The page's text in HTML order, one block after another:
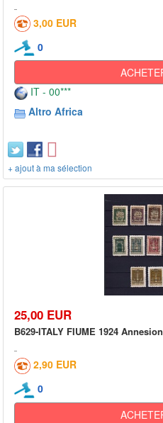
3,00 EUR
0
IT - 00***
Altro Africa
+ ajout à ma sélection
25,00 EUR
B629-ITALY FIUME 1924
2,90 EUR
0